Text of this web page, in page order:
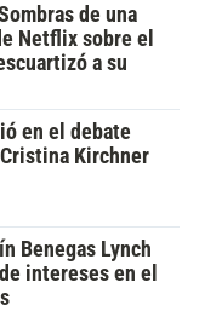
de una
Netflix sobre el
a su
en el debate
Kirchner
Benegas Lynch
intereses en el